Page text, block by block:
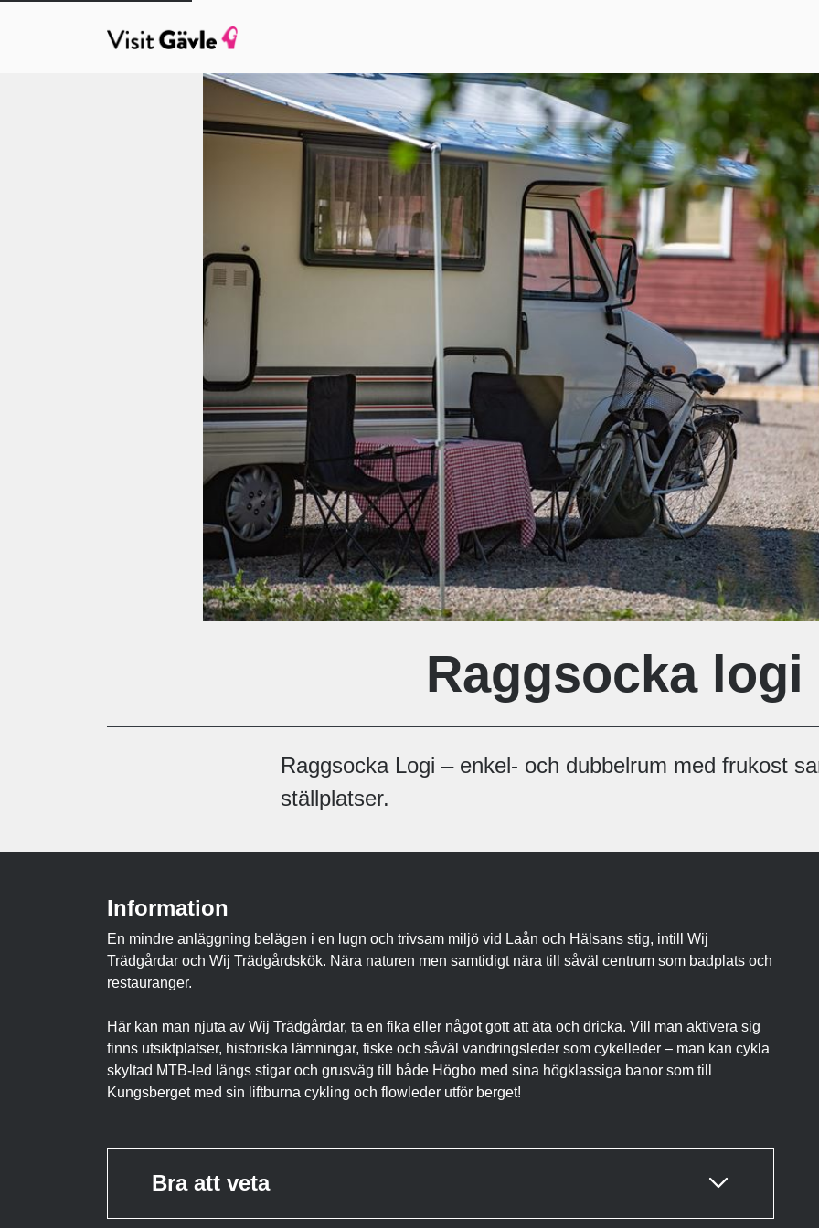
Raggsocka logi
Raggsocka Logi – enkel- och dubbelrum med frukost
ställplatser.
Information
En mindre anläggning belägen i en lugn och trivsam miljö vid Laån och Hälsans stig, intill Wij
Trädgårdar och Wij Trädgårdskök. Nära naturen men samtidigt nära till såväl centrum som badplats och
restauranger.
Här kan man njuta av Wij Trädgårdar, ta en fika eller något gott att äta och dricka. Vill man aktivera sig
finns utsiktplatser, historiska lämningar, fiske och såväl vandringsleder som cykelleder – man kan cykla
skyltad MTB-led längs stigar och grusväg till både Högbo med sina högklassiga banor som till
Kungsberget med sin liftburna cykling och flowleder utför berget!
Bra att veta